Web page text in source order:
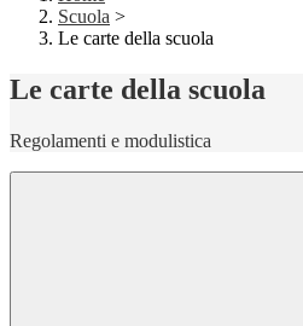
Scuola >
Le carte della scuola
Le carte della scuola
Regolamenti e modulistica